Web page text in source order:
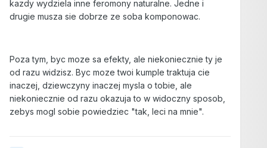
kazdy wydziela inne feromony naturalne. Jedne i
drugie musza sie dobrze ze soba komponowac.
Poza tym, byc moze sa efekty, ale niekoniecznie ty je
od razu widzisz. Byc moze twoi kumple traktuja cie
inaczej, dziewczyny inaczej mysla o tobie, ale
niekoniecznie od razu okazuja to w widoczny sposob,
zebys mogl sobie powiedziec "tak, leci na mnie".